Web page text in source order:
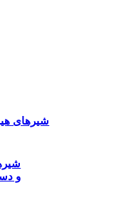
شیرهای
و